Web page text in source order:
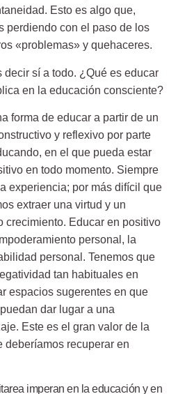
Esto es algo que,
perdiendo con el paso de los
«problemas» y quehaceres.
decir sí a todo. ¿Qué es educar
en la educación consciente?
forma de educar a partir de un
y reflexivo por parte
en el que pueda estar
en todo momento. Siempre
experiencia; por más difícil que
extraer una virtud y un
crecimiento. Educar en positivo
personal, la
personal. Tenemos que
tan habituales en
espacios sugerentes en que
dar lugar a una
Este es el gran valor de la
deberíamos recuperar en
imperan en la educación y en